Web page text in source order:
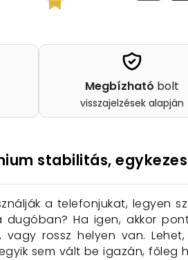
Megbízható bolt
visszajelzések alapján
stabilitás,
a telefonjukat, legyen
Ha igen, akkor
rossz helyen van.
sem vált be igazán, főleg